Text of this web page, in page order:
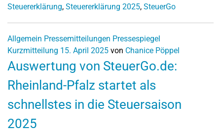
Steuererklärung, Steuererklärung 2025, SteuerGo
Allgemein Pressemitteilungen Pressespiegel
Kurzmitteilung 15. April 2025 von Chanice Pöppel
Auswertung von SteuerGo.de:
Rheinland-Pfalz startet als
schnellstes in die Steuersaison
2025